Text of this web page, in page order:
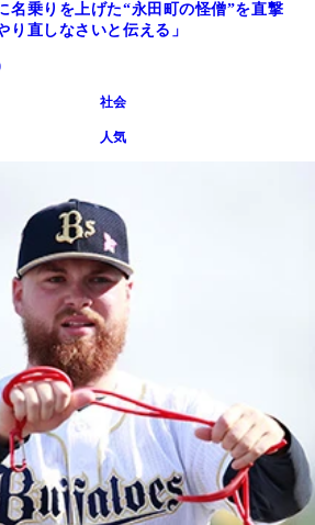
名乗りを上げた“永田町の怪僧”を直撃
り直しなさいと伝える」
社会
人気